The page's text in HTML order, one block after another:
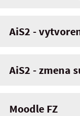
AiS2 -
AiS2 - zmena
Moodle FZ